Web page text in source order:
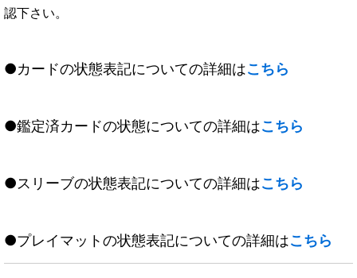
認下さい。
●カードの状態表記についての詳細はこちら
●鑑定済カードの状態についての詳細はこちら
●スリーブの状態表記についての詳細はこちら
●プレイマットの状態表記についての詳細はこちら